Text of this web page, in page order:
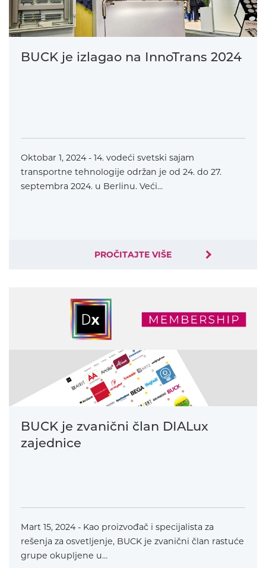
BUCK je izlagao na InnoTrans 2024
Oktobar 1, 2024 - 14. vodeći svetski sajam
transportne tehnologije održan je od 24. do 27.
septembra 2024. u Berlinu. Veći…
PROČITAJTE VIŠE
BUCK je zvanični član DIALux
zajednice
Mart 15, 2024 - Kao proizvođač i specijalista za
rešenja za osvetljenje, BUCK je zvanični član rastuće
grupe okupljene u…